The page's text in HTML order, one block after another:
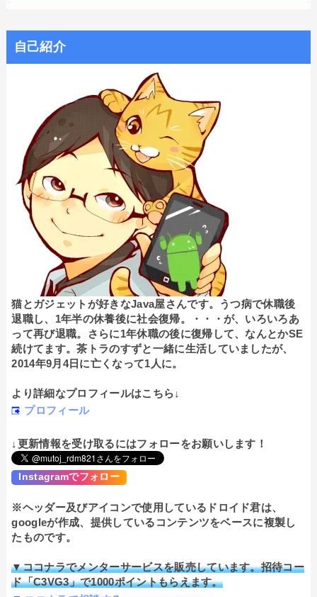
自己紹介
猫とガジェットが好きなJava屋さんです。うつ病で休職後
退職し、1年半の休養後に社会復帰。・・・が、いろいろあ
って再び退職。さらに1年休職の後に復帰して、なんとかSE
続けてます。茶トラのすずと一緒に生活していましたが、
2014年9月4日に亡くなって1人に。
より詳細なプロフィールはこちら↓
プロフィール
↓更新情報を受け取るにはフォローをお願いします！
Instagramでフォロー
※ヘッダー及びアイコンで使用しているドロイド君は、
googleが作成、提供しているコンテンツをベースに複製し
たものです。
▼ココナラでメンターサービスを販売しています。招待コー
ド「C3VG3」で1000ポイントもらえます。